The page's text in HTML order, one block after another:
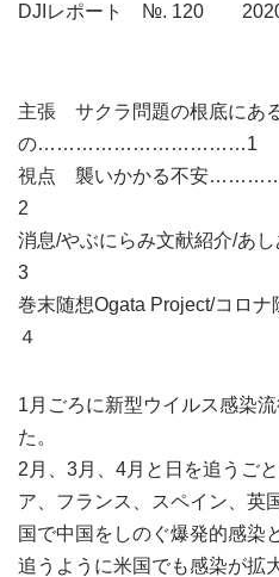
DJIレポート №. 120
主張 サクラ問題の根底にあ
の……………………………1
視点 襲いかかる不安
2
消息/やぶにらみ文献紹介
3
巻末随想Ogata Project/コ
４
1月ごろに新型ウイルス感染
た。
2月、3月、4月と日を追うご
ア、フランス、スペイン、英
国で中国をしのぐ爆発的感染
追うように米国でも感染が拡